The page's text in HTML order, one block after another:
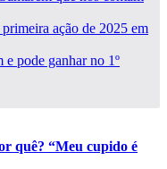
ação de 2025 em
pode ganhar no 1º
quê? “Meu cupido é